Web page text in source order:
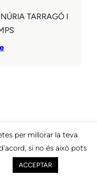
TARRAGÓ I
per millorar la teva
si no és això pots
ACCEPTAR